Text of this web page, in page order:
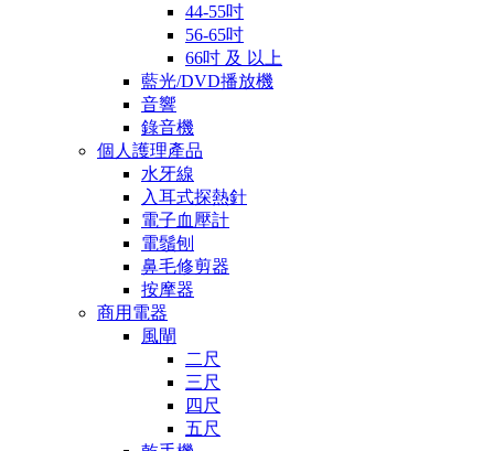
44-55吋
56-65吋
66吋 及 以上
藍光/DVD播放機
音響
錄音機
個人護理產品
水牙線
入耳式探熱針
電子血壓計
電鬚刨
鼻毛修剪器
按摩器
商用電器
風閘
二尺
三尺
四尺
五尺